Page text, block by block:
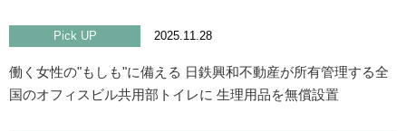
Pick UP 2025.11.28
働く女性の"もしも"に備える 日鉄興和不動産が所有管理する全
国のオフィスビル共用部トイレに 生理用品を無償設置